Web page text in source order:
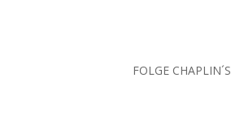
FOLGE CHAPLIN´S